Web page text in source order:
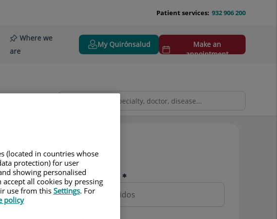
932 906 200
Patient services:
Where we
are
My Quirónsalud
Make an
appointment
Pedir cita
Nombre y apellidos
(located in countries whose
protection) for user
showing personalised
all cookies by pressing
use from this Settings. For
policy